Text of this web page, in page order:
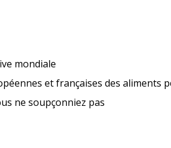
mondiale
et françaises des aliments
ne soupçonniez pas